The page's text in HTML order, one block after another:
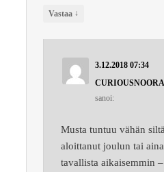
Vastaa ↓
3.12.2018 07:34
CURIOUSNOORA
sanoi:
Musta tuntuu vähän
aloittanut joulun tai
tavallista aikaisemmin